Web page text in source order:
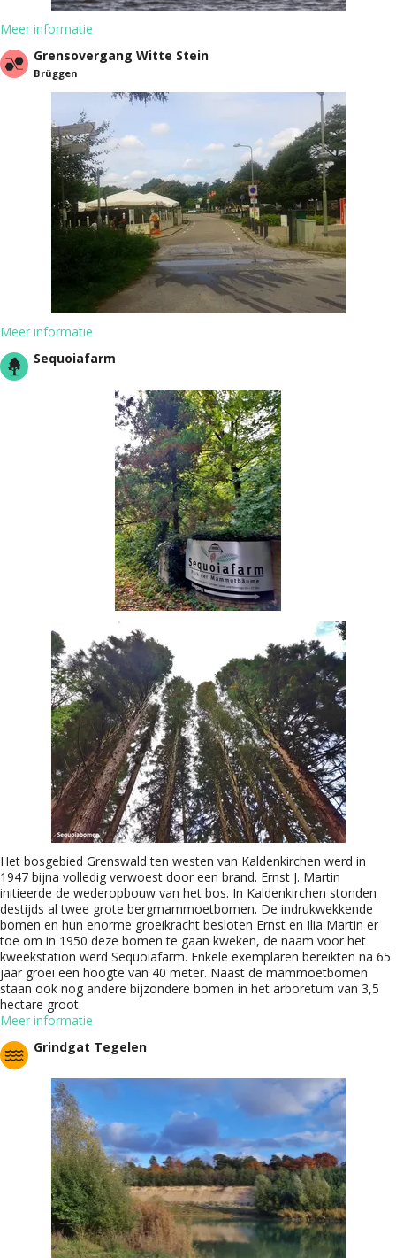
Meer informatie
Grensovergang Witte Stein
Brüggen
Meer informatie
Sequoiafarm
Het bosgebied Grenswald ten westen van Kaldenkirchen werd in
1947 bijna volledig verwoest door een brand. Ernst J. Martin
initieerde de wederopbouw van het bos. In Kaldenkirchen stonden
destijds al twee grote bergmammoetbomen. De indrukwekkende
bomen en hun enorme groeikracht besloten Ernst en Ilia Martin er
toe om in 1950 deze bomen te gaan kweken, de naam voor het
kweekstation werd Sequoiafarm. Enkele exemplaren bereikten na 65
jaar groei een hoogte van 40 meter. Naast de mammoetbomen
staan ook nog andere bijzondere bomen in het arboretum van 3,5
hectare groot.
Meer informatie
Grindgat Tegelen